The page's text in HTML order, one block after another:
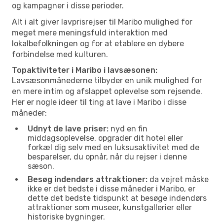
og kampagner i disse perioder.
Alt i alt giver lavprisrejser til Maribo mulighed for
meget mere meningsfuld interaktion med
lokalbefolkningen og for at etablere en dybere
forbindelse med kulturen.
Topaktiviteter i Maribo i lavsæsonen:
Lavsæsonmånederne tilbyder en unik mulighed for
en mere intim og afslappet oplevelse som rejsende.
Her er nogle ideer til ting at lave i Maribo i disse
måneder:
Udnyt de lave priser: nyd en fin
middagsoplevelse, opgrader dit hotel eller
forkæl dig selv med en luksusaktivitet med de
besparelser, du opnår, når du rejser i denne
sæson.
Besøg indendørs attraktioner: da vejret måske
ikke er det bedste i disse måneder i Maribo, er
dette det bedste tidspunkt at besøge indendørs
attraktioner som museer, kunstgallerier eller
historiske bygninger.